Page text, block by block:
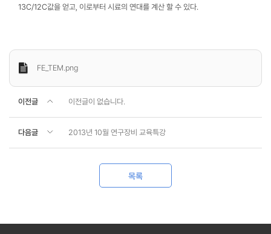
13C/12C값을 얻고, 이로부터 시료의 연대를 계산 할 수 있다.
FE_TEM.png
이전글 이전글이 없습니다.
다음글 2013년 10월 연구장비 교육특강
목록